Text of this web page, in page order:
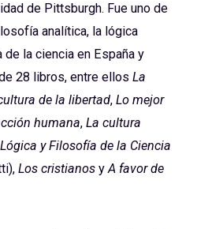
de Pittsburgh. Fue uno de
analítica, la lógica
la ciencia en España y
28 libros, entre ellos La
de la libertad, Lo mejor
humana, La cultura
y Filosofía de la Ciencia
Los cristianos yA favor de